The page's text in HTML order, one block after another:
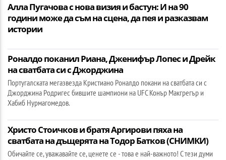
Алла Пугачова с нова визия и бастун: И на 90
години може да съм на сцена, да пея и разказвам
истории
Роналдо поканил Риана, Дженифър Лопес и Дрейк
на сватбата си с Джорджина
Португалската мегазвезда Кристиано Роналдо покани на сватбата си с
Джорджина Родригес бившите шампиони на UFC Конър Макгрегър и
Хабиб Нурмагомедов.
Христо Стоичков и братя Аргирови пяха на
сватбата на дъщерята на Тодор Батков (СНИМКИ)
Обичайте се, уважавайте се, ценете се - това е най-важното! С тези думи